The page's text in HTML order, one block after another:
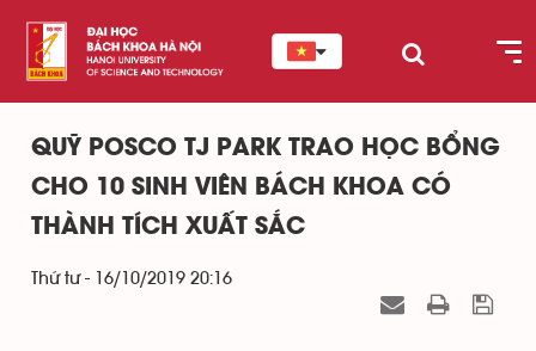
QUỸ POSCO TJ PARK TRAO HỌC BỔNG
CHO 10 SINH VIÊN BÁCH KHOA CÓ
THÀNH TÍCH XUẤT SẮC
Thứ tư - 16/10/2019 20:16